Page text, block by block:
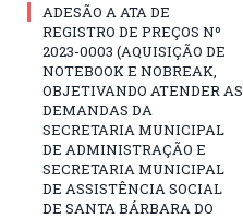
ADESÃO A ATA DE
REGISTRO DE PREÇOS Nº
2023-0003 (AQUISIÇÃO DE
NOTEBOOK E NOBREAK,
OBJETIVANDO ATENDER AS
DEMANDAS DA
SECRETARIA MUNICIPAL
DE ADMINISTRAÇÃO E
SECRETARIA MUNICIPAL
DE ASSISTÊNCIA SOCIAL
DE SANTA BÁRBARA DO